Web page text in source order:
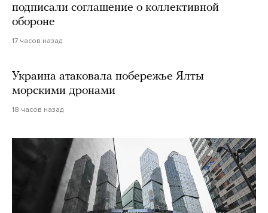
подписали соглашение о коллективной
обороне
17 часов назад
Украина атаковала побережье Ялты
морскими дронами
18 часов назад